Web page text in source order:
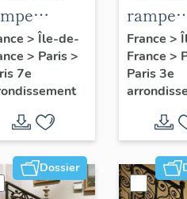
du
des
hôtel de
> Île-de-
> Paris>
7e
rampe
d'appui,
hôtel
ou
France >
France >
Paris 3e
Dossier